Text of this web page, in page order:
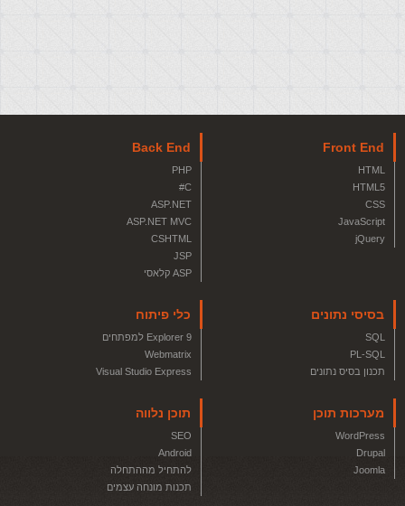
Front End
HTML
HTML5
CSS
JavaScript
jQuery
Back End
PHP
C#
ASP.NET
ASP.NET MVC
CSHTML
JSP
ASP קלאסי
בסיסי נתונים
SQL
PL-SQL
תכנון בסיס נתונים
כלי פיתוח
Explorer 9 למפתחים
Webmatrix
Visual Studio Express
מערכות תוכן
WordPress
Drupal
Joomla
תוכן נלווה
SEO
Android
להתחיל מההתחלה
תכנות מונחה עצמים